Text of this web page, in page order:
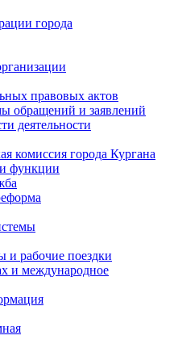
города
правовых актов
обращений и заявлений
деятельности
комиссия города Кургана
функции
рабочие поездки
и международное